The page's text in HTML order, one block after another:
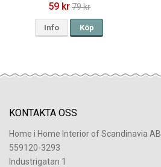
59 kr79 kr
Info Köp
KONTAKTA OSS
Home i Home Interior of Scandinavia AB
559120-3293
Industrigatan 1